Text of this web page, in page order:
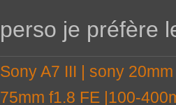
perso je préfère
Sony A7 III | sony
75mm f1.8 FE |100-